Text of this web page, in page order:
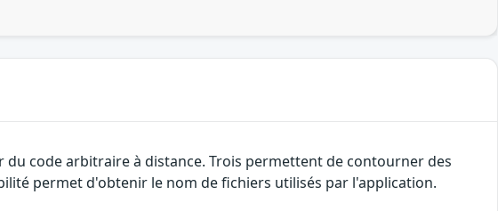
code arbitraire à distance. Trois permettent de contourner des
permet d'obtenir le nom de fichiers utilisés par l'application.